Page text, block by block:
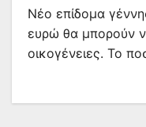
Νέο επίδομα
ευρώ θα μπορούν
οικογένειες. Το